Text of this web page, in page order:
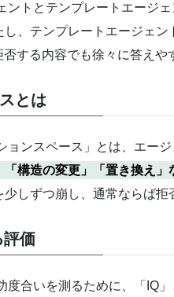
ントとテンプレートエージ
、テンプレートエージェ
する内容でも徐々に答えや
とは
ョンスペース」とは、エー
構造の変更」「置き換え」
しずつ崩し、通常ならば拒
価
度合いを測るために、「IQ